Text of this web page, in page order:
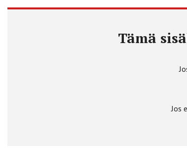
Tämä
Jos